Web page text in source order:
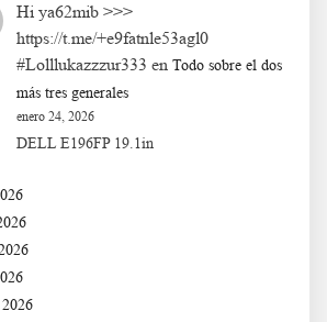
Hi ya62mib >>>
https://t.me/+e9fatnle53agl0
#Lolllukazzzur333 en Todo sobre el dos
más tres generales
enero 24, 2026
DELL E196FP 19.1in